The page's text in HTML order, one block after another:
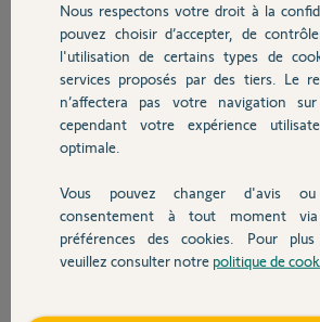
Chauffage
Autres produits
Devis avec un pro
Contact
le problème est uniquement sur les DO.
Auriez-vous une idée du problème ?
Pour information, j'ai une Freebox
proximité que j'ai essayé d'éloigner mais le
C'est la 4ème Alarme Somfy que j'installe de
Et ce que je n'arrive pas à comprendre, c'est
uniquement sur les DO.
Auriez-vous une idée pour résoudre ce
Nous respectons votre droit à la
pouvez choisir d’accepter, de
l'utilisation de certains types de
services proposés par des tiers. Le
n’affectera pas votre navigation
cependant votre expérience
optimale.
Vous pouvez changer d'avis
consentement à tout moment
préférences des cookies. Pour plus
veuillez consulter notre politique de